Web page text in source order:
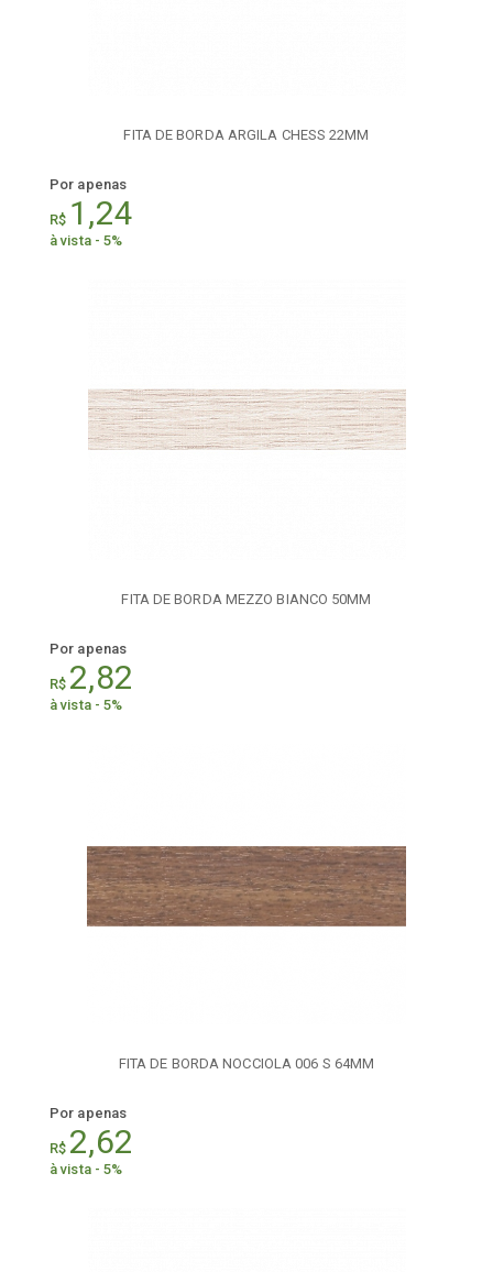
FITA DE BORDA ARGILA CHESS 22MM
Por apenas
R$ 1,24
à vista - 5%
FITA DE BORDA MEZZO BIANCO 50MM
Por apenas
R$ 2,82
à vista - 5%
FITA DE BORDA NOCCIOLA 006 S 64MM
Por apenas
R$ 2,62
à vista - 5%